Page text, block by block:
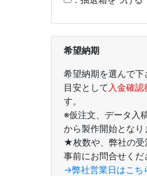
希望納期
希望納期を選んで下
目安として 入金確
す。
※仮注文、データ入
から製作開始となり
★枚数や、弊社の受
事前にお問合せくだ
→弊社営業日はこち